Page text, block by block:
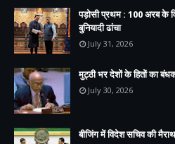
पड़ोसी प्रथम : 100 अरब के
बुनियादी ढांचा
July 31, 2026
मुट्ठी भर देशों के हितों का
July 30, 2026
बीजिंग में विदेश सचिव की